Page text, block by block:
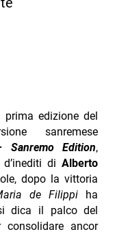
edizione del
sanremese
Edition,
d’inediti diAlberto
dopo la vittoria
de Filippi ha
dica il palco del
ancor